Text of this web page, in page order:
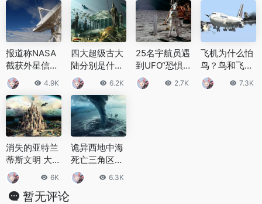
报道称NASA
截获外星信号
地外生物来自
火星是真的
吗？
4.9K
四大超级古大
陆分别是什么
这些地方还存
在于世界上吗
6.2K
25名宇航员遇
到UFO“恐惧”
使美苏30年没
有再登月
2.7K
飞机为什么怕
鸟？鸟和飞机
相撞的能量有
多大？
7.3K
消失的亚特兰
蒂斯文明 大洪
水之前的高度
文明
6K
诡异西地中海
死亡三角区，
吞噬人类/比百
慕大三角还要
6.3K
暂无评论